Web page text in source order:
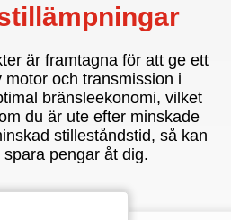
är framtagna för att ge ett
motor och transmission i
bränsleekonomi, vilket
du är ute efter minskade
stilleståndstid, så kan
spara pengar åt dig.